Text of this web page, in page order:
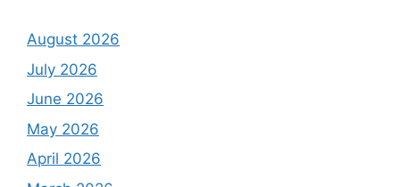
August 2026
July 2026
June 2026
May 2026
April 2026